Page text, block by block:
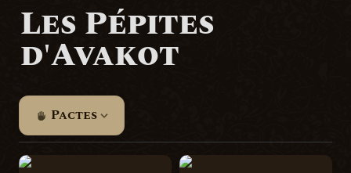
Les Pépites
d'Avakot
Pactes
Bromius Duelo